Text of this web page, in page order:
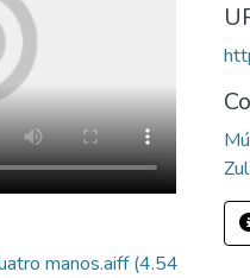
manos.aiff(4.54